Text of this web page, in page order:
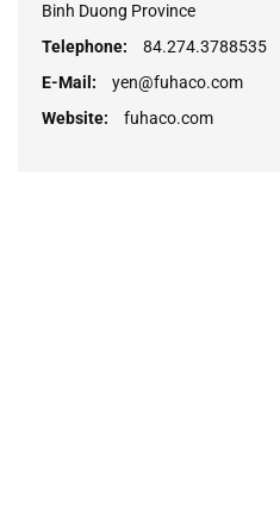
Binh Duong Province
Telephone:
84.274.3788535
E-Mail:
yen@fuhaco.com
Website:
fuhaco.com